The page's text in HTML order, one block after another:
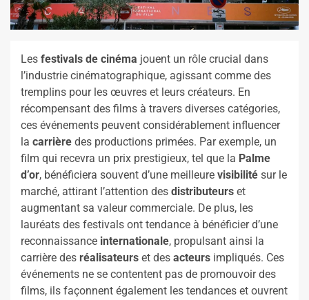
Les festivals de cinéma jouent un rôle crucial dans
l’industrie cinématographique, agissant comme des
tremplins pour les œuvres et leurs créateurs. En
récompensant des films à travers diverses catégories,
ces événements peuvent considérablement influencer
la carrière des productions primées. Par exemple, un
film qui recevra un prix prestigieux, tel que la Palme
d’or, bénéficiera souvent d’une meilleure visibilité sur le
marché, attirant l’attention des distributeurs et
augmentant sa valeur commerciale. De plus, les
lauréats des festivals ont tendance à bénéficier d’une
reconnaissance internationale, propulsant ainsi la
carrière des réalisateurs et des acteurs impliqués. Ces
événements ne se contentent pas de promouvoir des
films, ils façonnent également les tendances et ouvrent